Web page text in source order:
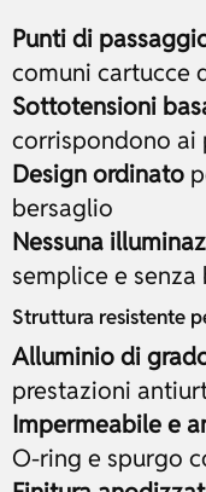
Punti di
comuni cartucce
Sottotensioni
corrispondono
Design ordinato
bersaglio
Nessuna
semplice e
Struttura resistente
Alluminio di
prestazioni
Impermeabile e
O-ring e spurgo